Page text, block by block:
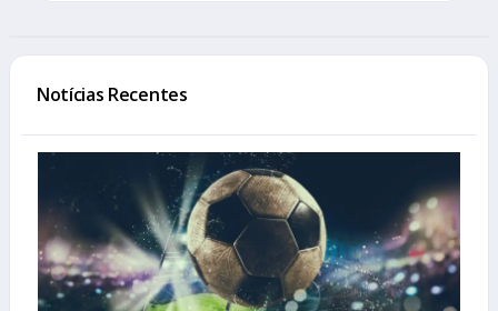
Notícias Recentes